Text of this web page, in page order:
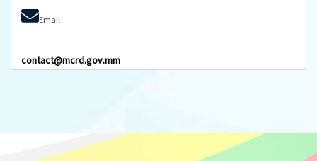
Email
contact@mcrd.gov.mm